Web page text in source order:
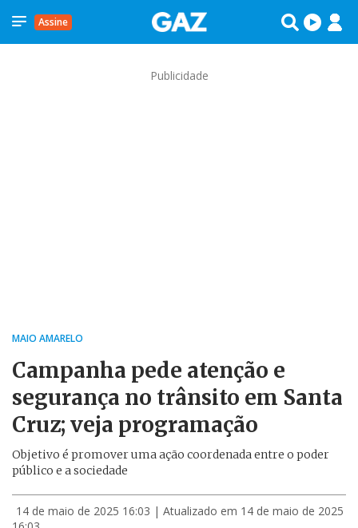
Assine
Publicidade
MAIO AMARELO
Campanha pede atenção e
segurança no trânsito em Santa
Cruz; veja programação
Objetivo é promover uma ação coordenada entre o poder
público e a sociedade
14 de maio de 2025 16:03 | Atualizado em 14 de maio de 2025